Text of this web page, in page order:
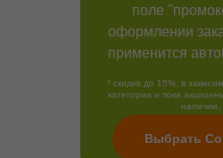
поле
оформлении
применится
* скидка до 15%, в
категории и пока
наличии.
Выбрать